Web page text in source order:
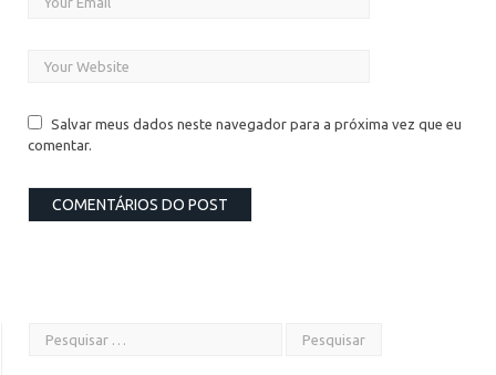
Salvar meus dados neste navegador para a próxima vez que eu
comentar.